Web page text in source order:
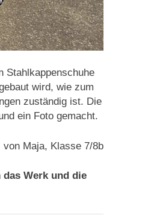
Stahlkappenschuhe
wird, wie zum
zuständig ist. Die
ein Foto gemacht.
von Maja, Klasse 7/8b
Werk und die